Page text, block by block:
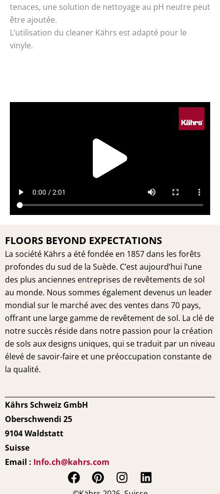
tenaces, une solution de nettoyage au pH neutre peut
être ajoutée.
L’utilisation du cleaner Kährs est adapté pour le
vinyle.
Play
FLOORS BEYOND EXPECTATIONS
La société Kährs a été fondée en 1857 dans les forêts
profondes du sud de la Suède. C’est aujourd’hui l’une
des plus anciennes entreprises de revêtements de sol
au monde. Nous sommes également devenus un leader
mondial sur le marché avec des ventes dans 70 pays,
offrant une large gamme de revêtement de sol. La clé de
notre succès réside dans notre passion pour la création
de sols aux designs uniques, qui se traduit par un niveau
élevé de savoir-faire et une préoccupation constante de
la qualité.
Kährs Schweiz GmbH
Oberschwendi 25
9104 Waldstatt
Suisse
Email : Info.ch@kahrs.com
F P I L